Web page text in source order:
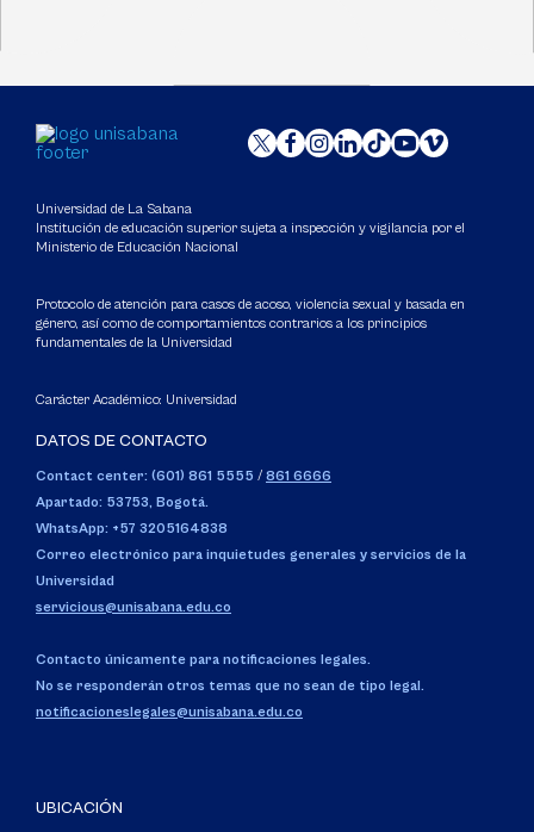
Universidad de La Sabana
Institución de educación superior sujeta a inspección y vigilancia por el
Ministerio de Educación Nacional
Protocolo de atención para casos de acoso, violencia sexual y basada en
género, así como de comportamientos contrarios a los principios
fundamentales de la Universidad
Carácter Académico: Universidad
DATOS DE CONTACTO
Contact center: (601) 861 5555 / 861 6666
Apartado: 53753, Bogotá.
WhatsApp: +57 3205164838
Correo electrónico para inquietudes generales y servicios de la
Universidad
servicious@unisabana.edu.co
Contacto únicamente para notificaciones legales.
No se responderán otros temas que no sean de tipo legal.
notificacioneslegales@unisabana.edu.co
UBICACIÓN